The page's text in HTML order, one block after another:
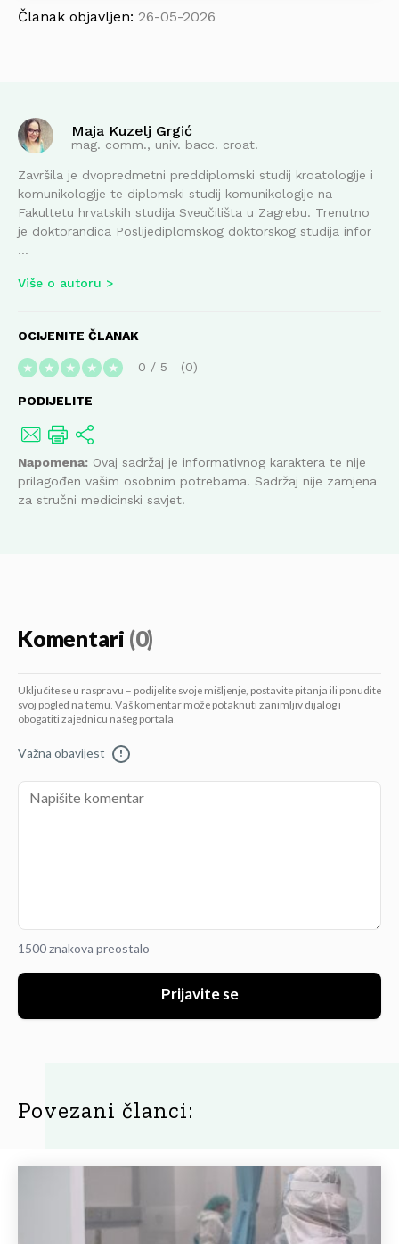
Članak objavljen: 26-05-2026
Maja Kuzelj Grgić
mag. comm., univ. bacc. croat.
Završila je dvopredmetni preddiplomski studij kroatologije i
komunikologije te diplomski studij komunikologije na
Fakultetu hrvatskih studija Sveučilišta u Zagrebu. Trenutno
je doktorandica Poslijediplomskog doktorskog studija infor
...
Više o autoru
OCIJENITE ČLANAK
★ ★ ★ ★ ★ 0 / 5 0
PODIJELITE
Napomena: Ovaj sadržaj je informativnog karaktera te nije
prilagođen vašim osobnim potrebama. Sadržaj nije zamjena
za stručni medicinski savjet.
Komentari (0)
Uključite se u raspravu – podijelite svoje mišljenje, postavite pitanja ili ponudite
svoj pogled na temu. Vaš komentar može potaknuti zanimljiv dijalog i
obogatiti zajednicu našeg portala.
Važna obavijest !
1500 znakova preostalo
Prijavite se
Povezani članci: